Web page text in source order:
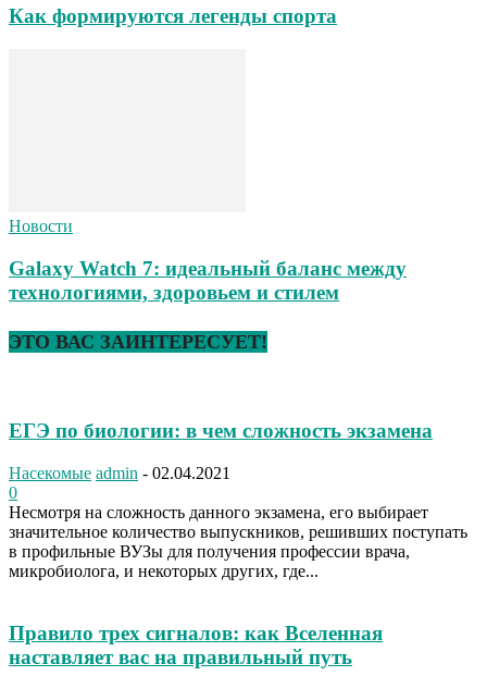
Как формируются легенды спорта
Новости
Galaxy Watch 7: идеальный баланс между
технологиями, здоровьем и стилем
ЭТО ВАС ЗАИНТЕРЕСУЕТ!
ЕГЭ по биологии: в чем сложность экзамена
Насекомые admin - 02.04.2021
0
Несмотря на сложность данного экзамена, его выбирает
значительное количество выпускников, решивших поступать
в профильные ВУЗы для получения профессии врача,
микробиолога, и некоторых других, где...
Правило трех сигналов: как Вселенная
наставляет вас на правильный путь